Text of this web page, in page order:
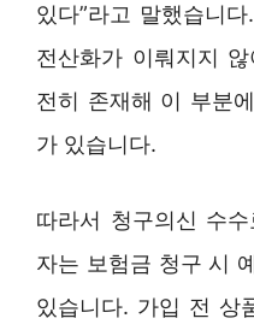
있다”라고 말했습니
전산화가 이뤄지지
전히 존재해 이 부분
가 있습니다.
따라서 청구의신 수
자는 보험금 청구 시
있습니다. 가입 전 상